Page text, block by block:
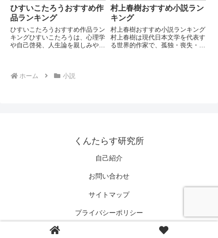
ひすいこたろうおすすめ作
品ランキング
ひすいこたろうおすすめ作品ラン
キングひすいこたろうは、心理学
や自己啓発、人生論を親しみやす
多く、幅広い世代から支持されて
村上春樹おすすめ小説ラン
キング
村上春樹おすすめ小説ランキング
村上春樹は現代日本文学を代表す
る世界的作家で、孤独・喪失・再
ホーム 小説
くんたらす研究所
自己紹介
お問い合わせ
サイトマップ
プライバシーポリシー